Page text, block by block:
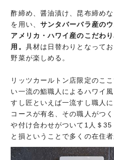
酢締め、醤油漬け、昆布締め
を用い、 サンタバーバラ産の
アメリカ・ハワイ産のこだわ
用。 具材は日替わりとなって
野菜が楽しめる。
リッツカールトン店限定のこ
い一流の鮨職人によるハワイ風
すし匠といえば一流すし職人
コースが有名、その職人がつ
や付け合わせがついて1人＄
と損ということで多くの在住